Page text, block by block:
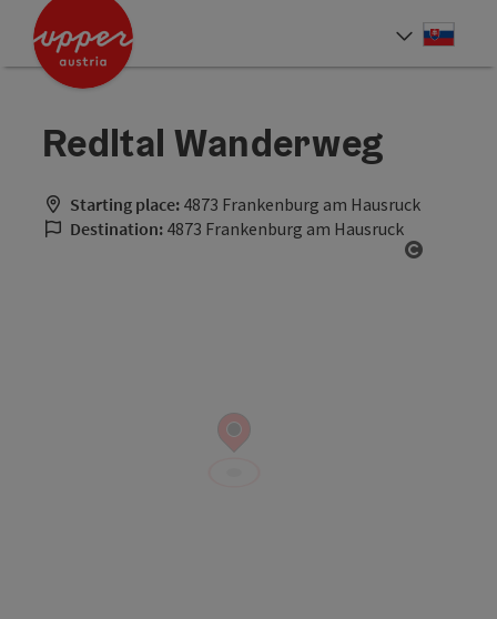
Accesskey
Accesskey
Redltal Wanderweg
Starting place: 4873 Frankenburg am Hausruck
Destination: 4873 Frankenburg am Hausruck